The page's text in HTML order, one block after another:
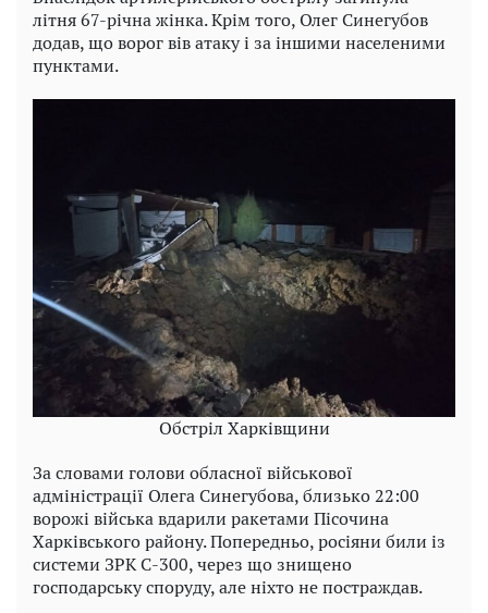
літня 67-річна жінка. Крім того, Олег Синегубов
додав, що ворог вів атаку і за іншими населеними
пунктами.
Обстріл Харківщини
За словами голови обласної військової
адміністрації Олега Синегубова, близько 22:00
ворожі війська вдарили ракетами Пісочина
Харківського району. Попередньо, росіяни били із
системи ЗРК С-300, через що знищено
господарську споруду, але ніхто не постраждав.